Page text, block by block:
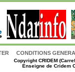
CONDITIONS
CopyrightCRIDEM
Enseigne de Cridem